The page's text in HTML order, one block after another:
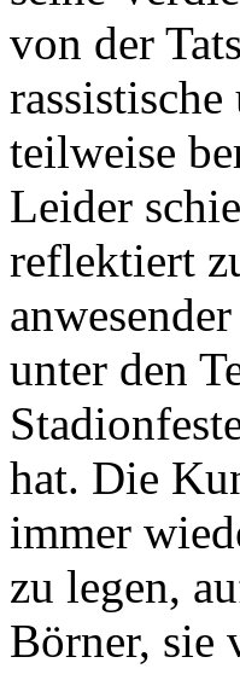
von der
teilweise
Leider
reflektiert
unter den
hat. Die
immer
zu legen,
Börner, sie